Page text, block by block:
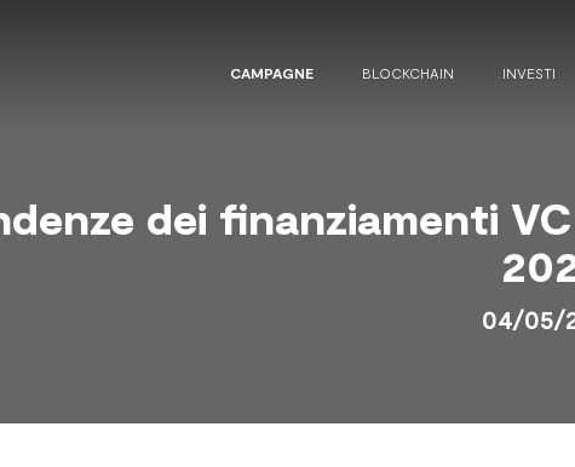
CAMPAGNE BLOCKCHAIN INVESTI
dei finanziamenti
04/05/